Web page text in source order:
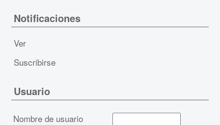
Notificaciones
Ver
Suscribirse
Usuario
Nombre de usuario